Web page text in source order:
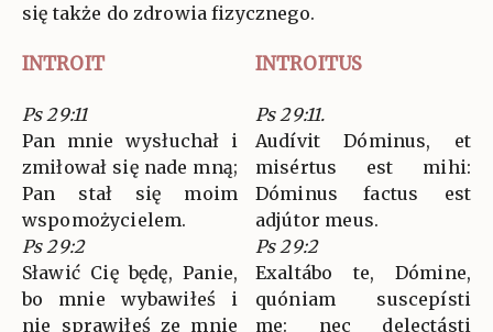
się także do zdrowia fizycznego.
INTROIT INTROITUS
Ps 29:11
Pan mnie wysłuchał i
zmiłował się nade mną;
Pan stał się moim
wspomożycielem.
Ps 29:2
Sławić Cię będę, Panie,
bo mnie wybawiłeś i
nie sprawiłeś ze mnie
Ps 29:11.
Audívit Dóminus, et
misértus est mihi:
Dóminus factus est
adjútor meus.
Ps 29:2
Exaltábo te, Dómine,
quóniam suscepísti
me: nec delectásti